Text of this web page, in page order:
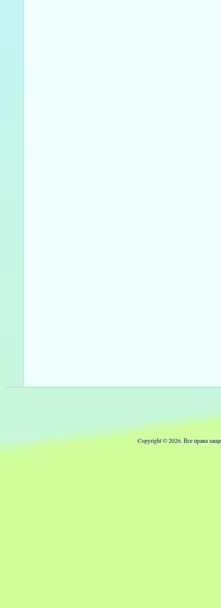
Copyright © 2026. Все права